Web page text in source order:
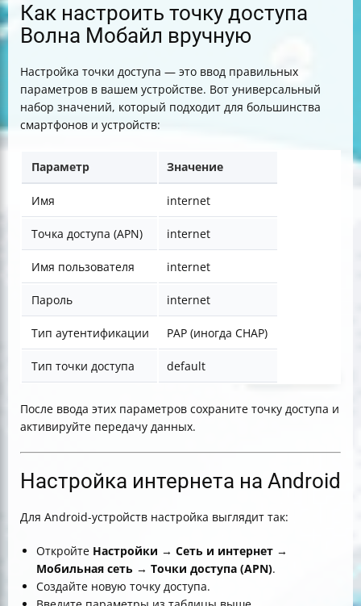
Как настроить точку доступа
Волна Мобайл вручную
Настройка точки доступа — это ввод правильных
параметров в вашем устройстве. Вот универсальный
набор значений, который подходит для большинства
смартфонов и устройств:
Параметр Значение
Имя internet
Точка доступа (APN) internet
Имя пользователя internet
Пароль internet
Тип аутентификации PAP (иногда CHAP)
Тип точки доступа default
После ввода этих параметров сохраните точку доступа и
активируйте передачу данных.
Настройка интернета на Android
Для Android-устройств настройка выглядит так:
Откройте Настройки → Сеть и интернет →
Мобильная сеть → Точки доступа (APN).
Создайте новую точку доступа.